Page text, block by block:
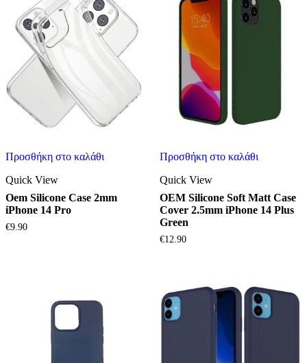
Προσθήκη στο καλάθι
Quick View
Oem Silicone Case 2mm
iPhone 14 Pro
€9.90
Προσθήκη στο καλάθι
Quick View
OEM Silicone Soft Matt Case
Cover 2.5mm iPhone 14 Plus
Green
€12.90